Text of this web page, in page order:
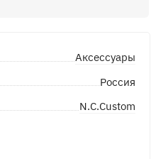
Аксессуары
Россия
N.C.Custom